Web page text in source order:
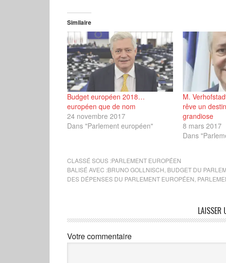
Similaire
Budget européen 2018…
européen que de nom
24 novembre 2017
Dans "Parlement européen"
M.
rêve un
grandiose
8 mars 2017
Dans
CLASSÉ SOUS :PARLEMENT EUROPÉEN
BALISÉ AVEC :BRUNO GOLLNISCH BUDGET DU
DES DÉPENSES DU PARLEMENT EUROPÉEN
LAISSER
Votre commentaire